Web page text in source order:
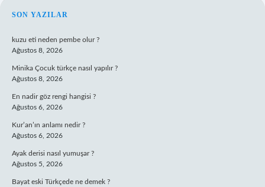
SIDEBAR
SON YAZILAR
kuzu eti neden pembe olur ?
Ağustos 8, 2026
Minika Çocuk türkçe nasıl yapılır ?
Ağustos 8, 2026
En nadir göz rengi hangisi ?
Ağustos 6, 2026
Kur’an’ın anlamı nedir ?
Ağustos 6, 2026
Ayak derisi nasıl yumuşar ?
Ağustos 5, 2026
Bayat eski Türkçede ne demek ?